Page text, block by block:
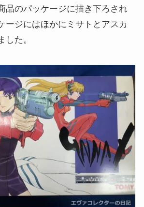
品のパッケージに描き下ろされ
ージにはほかにミサトとアスカ
した。